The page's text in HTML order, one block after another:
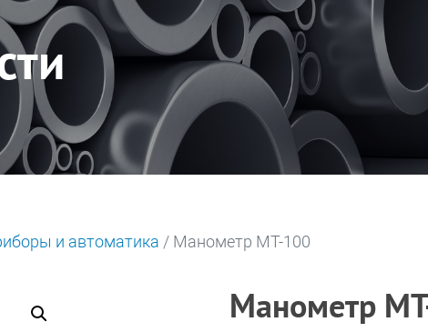
и автоматика / Манометр МТ-100
Манометр